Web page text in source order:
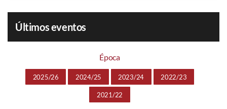
Últimos eventos
Época
2025/26 2024/25 2023/24 2022/23
2021/22